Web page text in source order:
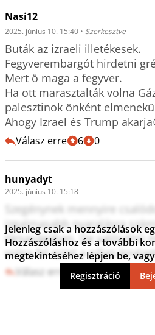
Nasi12
2025. június 10. 15:40 • Szerkesztve
Buták az izraeli illetékesek.
Fegyverembargót hirdetni
Mert ö maga a fegyver.
Ha ott marasztalták volna
palesztinok önként
Ahogy Izrael és Trump
Válasz erre 6 0
hunyadyt
2025. június 10. 15:18
Szegénynek mennyire
izgalmasabb nyaralásra
társaságában. De valószínű
volna fel ezzel a nőies
Válasz erre 10 1
Jelenleg csak a hozzászólások
Hozzászóláshoz és a további
megtekintéséhez lépjen be,
Regisztráció